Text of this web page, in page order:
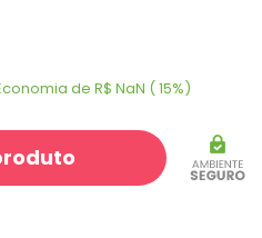
de R$ NaN ( 15%)